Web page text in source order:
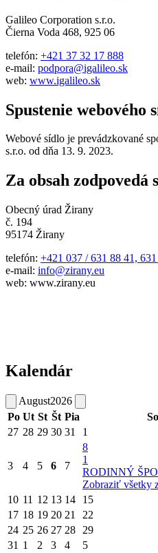
Galileo Corporation s.r.o.
Čierna Voda 468, 925 06
telefón: +421 37 32 17 888
e-mail: podpora@igalileo.sk
web: www.igalileo.sk
Spustenie webového
Webové sídlo je prevádzkované
s.r.o. od dňa 13. 9. 2023.
Za obsah zodpovedá
Obecný úrad Žirany
č. 194
95174 Žirany
telefón: +421 037 / 631 88 41,
e-mail: info@zirany.eu
web: www.zirany.eu
Kalendár
August2026
Po Ut St Št Pia So
27 28 29 30 31 1
3 4 5 6 7
8
1
RODINNÝ
Zobraziť všetky
10 11 12 13 14 15
17 18 19 20 21 22
24 25 26 27 28 29
31 1 2 3 4 5